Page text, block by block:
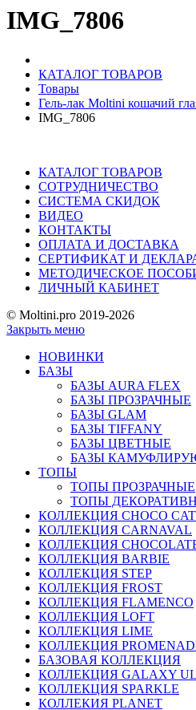
IMG_7806
КАТАЛОГ ТОВАРОВ
Товары
Гель-лак Moltini кошачий
IMG_7806
КАТАЛОГ ТОВАРОВ
СОТРУДНИЧЕСТВО
СИСТЕМА СКИДОК
ВИДЕО
КОНТАКТЫ
ОПЛАТА И ДОСТАВКА
СЕРТИФИКАТ И
МЕТОДИЧЕСКОЕ
ЛИЧНЫЙ КАБИНЕТ
© Moltini.pro 2019-2026
Закрыть меню
НОВИНКИ
БАЗЫ
БАЗЫ AURA FLEX
БАЗЫ ПРОЗРАЧНЫЕ
БАЗЫ GLAM
БАЗЫ TIFFANY
БАЗЫ ЦВЕТНЫЕ
БАЗЫ
ТОПЫ
ТОПЫ ПРОЗРАЧНЫЕ
ТОПЫ
КОЛЛЕКЦИЯ CHOCO CAT
КОЛЛЕКЦИЯ CARNAVAL
КОЛЛЕКЦИЯ
КОЛЛЕКЦИЯ BARBIE
КОЛЛЕКЦИЯ STEP
КОЛЛЕКЦИЯ FROST
КОЛЛЕКЦИЯ FLAMENCO
КОЛЛЕКЦИЯ LOFT
КОЛЛЕКЦИЯ LIME
КОЛЛЕКЦИЯ
БАЗОВАЯ КОЛЛЕКЦИЯ
КОЛЛЕКЦИЯ GALAXY
КОЛЛЕКЦИЯ SPARKLE
КОЛЛЕКИЯ PLANET